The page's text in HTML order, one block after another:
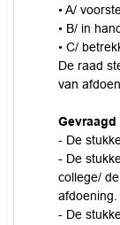
• A/
• B/ in
• C/
De raad
van
- De
- De
college/
afdoening.
- De